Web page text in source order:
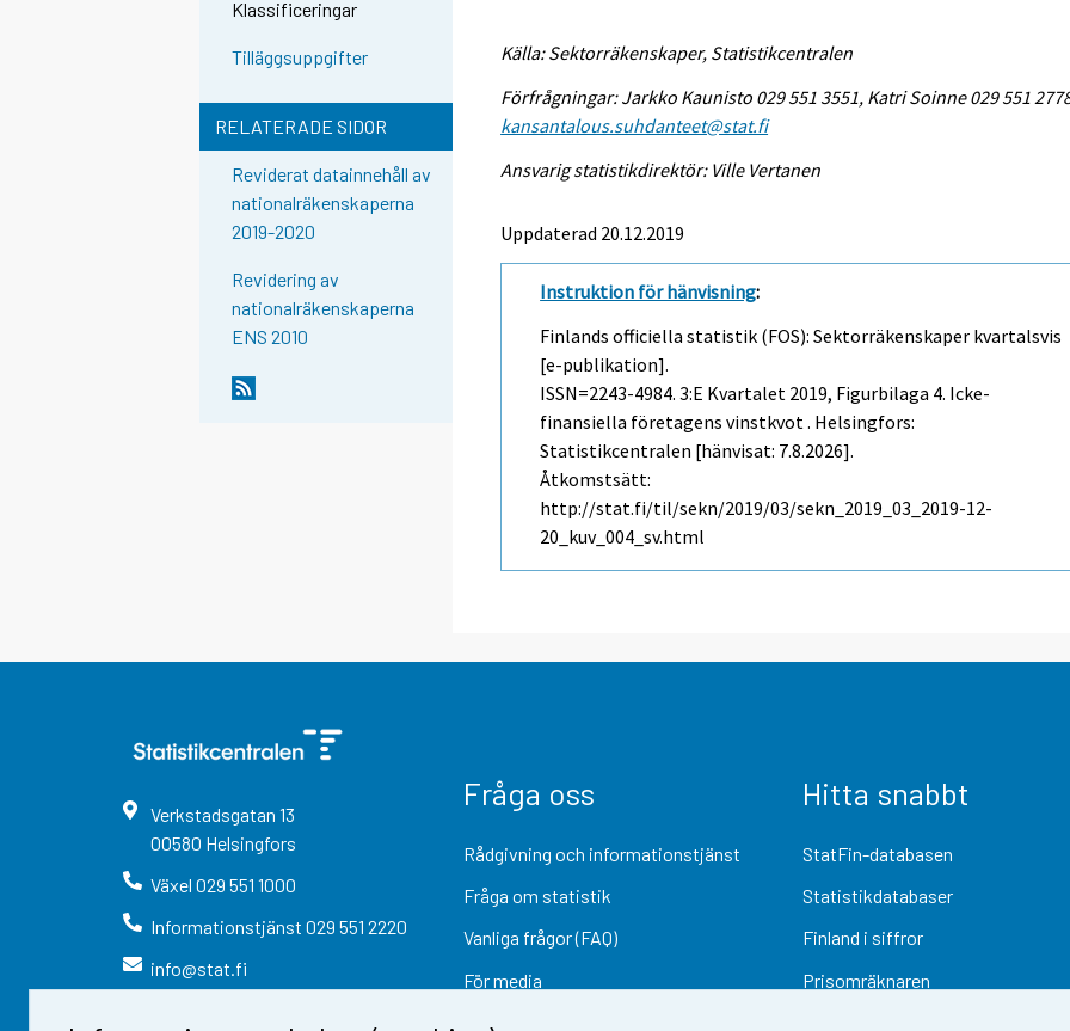
Klassificeringar
Tilläggsuppgifter
RELATERADE SIDOR
Reviderat datainnehåll av
nationalräkenskaperna
2019-2020
Revidering av
nationalräkenskaperna
ENS 2010
Källa: Sektorräkenskaper, Statistikcentralen
Förfrågningar: Jarkko Kaunisto 029 551 3551, Katri Soinne 029 551
kansantalous.suhdanteet@stat.fi
Ansvarig statistikdirektör: Ville Vertanen
Uppdaterad 20.12.2019
Instruktion för hänvisning:
Finlands officiella statistik (FOS): Sektorräkenskaper kvartalsvis
[e-publikation].
ISSN=2243-4984.3:e Kvartalet 2019, Figurbilaga 4. Icke-
finansiella företagens vinstkvot . Helsingfors:
Statistikcentralen [hänvisat: 7.8.2026].
Åtkomstsätt:
http://stat.fi/til/sekn/2019/03/sekn_2019_03_2019-12-
20_kuv_004_sv.html
Verkstadsgatan 13
00580 Helsingfors
Växel 029 551 1000
Informationstjänst 029 551 2220
info@stat.fi
Fråga oss
Rådgivning och informationstjänst
Fråga om statistik
Vanliga frågor (FAQ)
För media
Hitta snabbt
StatFin-databasen
Statistikdatabaser
Finland i siffror
Prisomräknaren